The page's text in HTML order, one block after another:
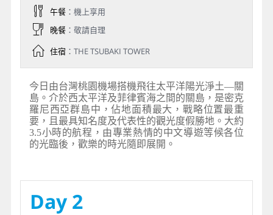
午餐：機上享用
晚餐：敬請自理
住宿：THE TSUBAKI TOWER
今日由台灣桃園機場搭機飛往太平洋陽光淨土—關
島。介於西太平洋及菲律賓海之間的關島，是密克
羅尼西亞群島中，佔地面積最大，戰略位置最重
要，且最具知名度及代表性的觀光度假勝地。大約
3.5小時的航程，由專業熱情的中文導遊等候各位
的光臨後，歡樂的時光隨即展開。
Day 2